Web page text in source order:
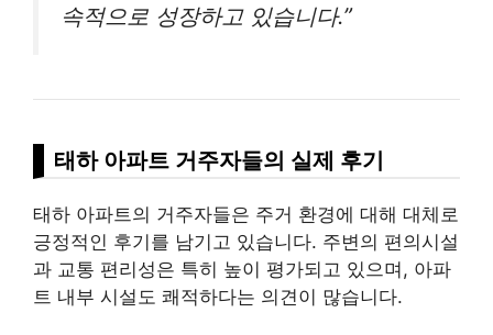
속적으로 성장하고 있습니다.”
태하 아파트 거주자들의 실제 후기
태하 아파트의 거주자들은 주거 환경에 대해 대체로
긍정적인 후기를 남기고 있습니다. 주변의 편의시설
과 교통 편리성은 특히 높이 평가되고 있으며, 아파
트 내부 시설도 쾌적하다는 의견이 많습니다.